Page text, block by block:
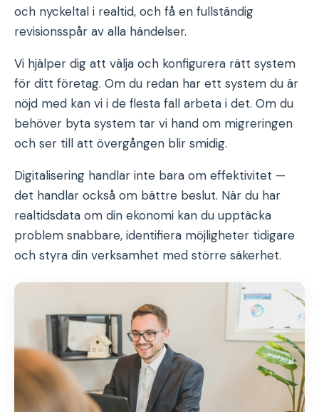
och nyckeltal i realtid, och få en fullständig
revisionsspår av alla händelser.
Vi hjälper dig att välja och konfigurera rätt system
för ditt företag. Om du redan har ett system du är
nöjd med kan vi i de flesta fall arbeta i det. Om du
behöver byta system tar vi hand om migreringen
och ser till att övergången blir smidig.
Digitalisering handlar inte bara om effektivitet —
det handlar också om bättre beslut. När du har
realtidsdata om din ekonomi kan du upptäcka
problem snabbare, identifiera möjligheter tidigare
och styra din verksamhet med större säkerhet.